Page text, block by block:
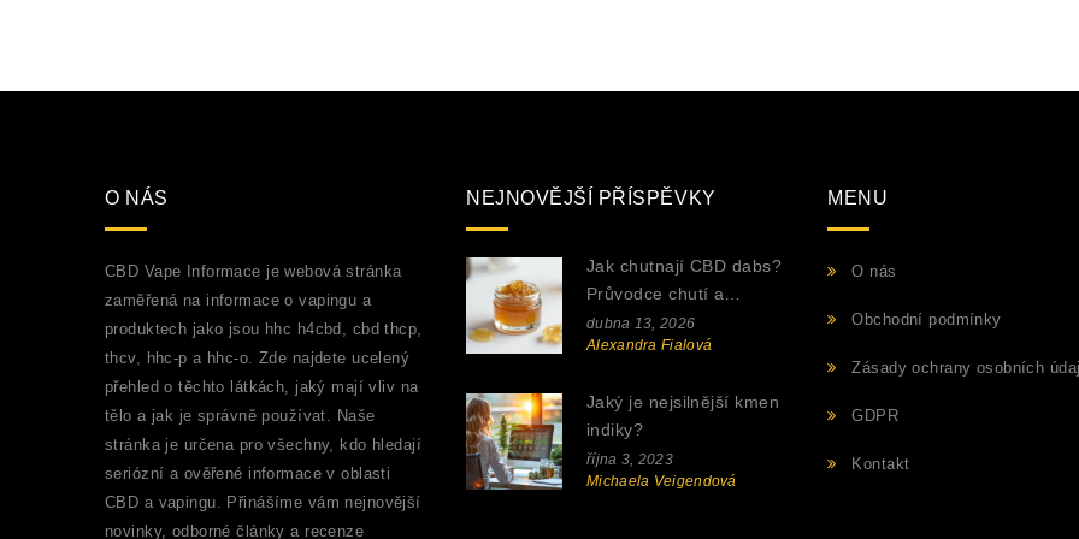
O NÁS
CBD Vape Informace je webová stránka
zaměřená na informace o vapingu a
produktech jako jsou hhc h4cbd, cbd thcp,
thcv, hhc-p a hhc-o. Zde najdete ucelený
přehled o těchto látkách, jaký mají vliv na
tělo a jak je správně používat. Naše
stránka je určena pro všechny, kdo hledají
seriózní a ověřené informace v oblasti
CBD a vapingu. Přinášíme vám nejnovější
novinky, odborné články a recenze
NEJNOVĚJŠÍ PŘÍSPĚVKY
Jak chutnají CBD dabs?
Průvodce chutí a
výběrem koncentrátů
dubna 13, 2026
Alexandra Fialová
Jaký je nejsilnější kmen
indiky?
října 3, 2023
Michaela Veigendová
MENU
O nás
Obchodní podmínky
Zásady ochrany osobních
GDPR
Kontakt